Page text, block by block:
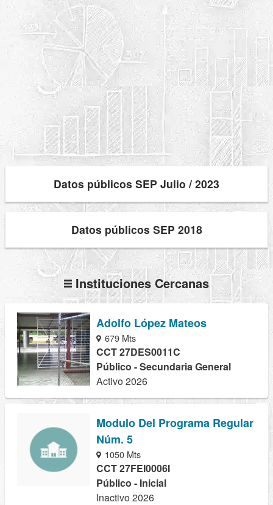
Datos públicos SEP Julio / 2023
Datos públicos SEP 2018
Instituciones Cercanas
Adolfo López Mateos
679 Mts
CCT 27DES0011C
Público - Secundaria General
Activo 2026
Modulo Del Programa Regular
Núm. 5
1050 Mts
CCT 27FEI0006I
Público - Inicial
Inactivo 2026